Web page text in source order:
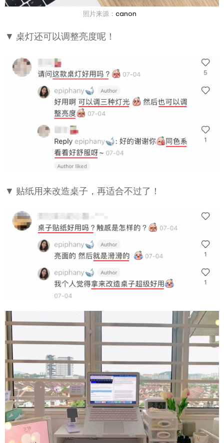
照片来源： canon
▼ 桌灯还可以调整亮度呢！
▼ 贴纸用来改造桌子，再适合不过了！